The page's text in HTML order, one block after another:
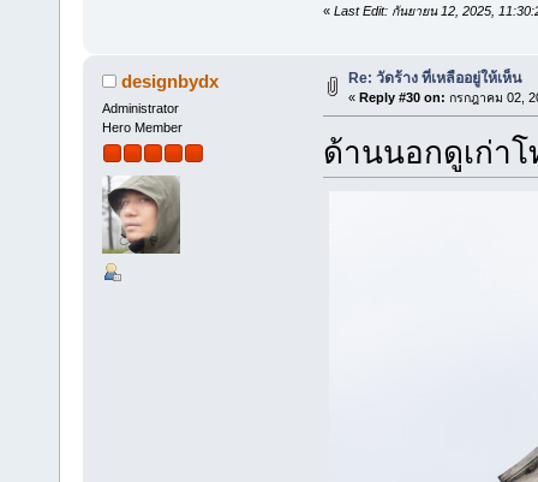
« Last Edit: กันยายน 12, 2025,
designbydx
Administrator
Hero Member
Re: วัดร้าง ที่เหลืออยู่ให้เห็น
« Reply #30 on: กรกฎาคม 02,
ด้านนอกดูเก่า